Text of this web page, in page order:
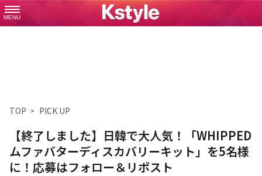
MENU
TOP PICK UP
【終了しました】日韓で大人気！「WHIPPED
ムファバターディスカバリーキット」を5名様
に！応募はフォロー＆リポスト